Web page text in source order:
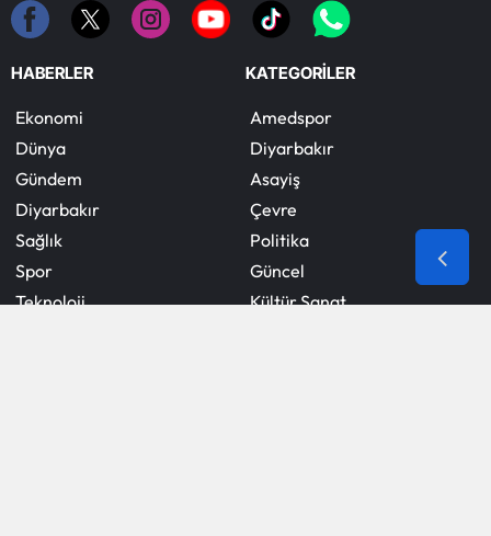
HABERLER
Ekonomi
Dünya
Gündem
Diyarbakır
Sağlık
Spor
Teknoloji
KATEGORİLER
Amedspor
Diyarbakır
Asayiş
Çevre
Politika
Güncel
Kültür Sanat